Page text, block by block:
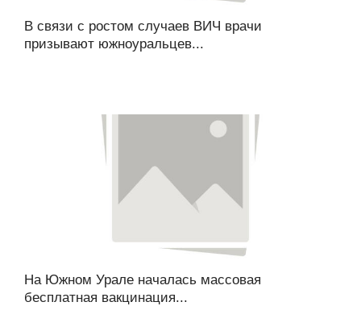
В связи с ростом случаев ВИЧ врачи
призывают южноуральцев...
На Южном Урале началась массовая
бесплатная вакцинация...